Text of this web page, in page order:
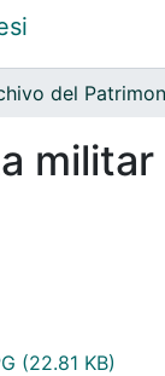
(22.81 KB)